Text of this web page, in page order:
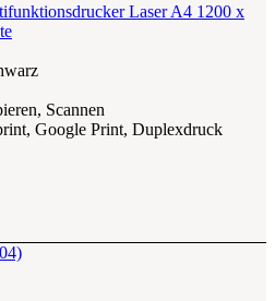
Laser A4 1200 x
Scannen
Google Print, Duplexdruck